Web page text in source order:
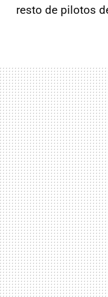
resto de pilotos